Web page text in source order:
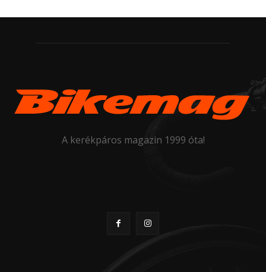
A kerékpáros magazin 1999 óta!